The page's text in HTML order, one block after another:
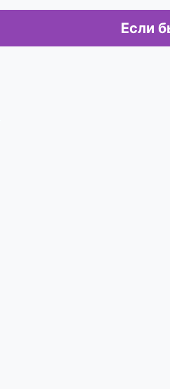
Если